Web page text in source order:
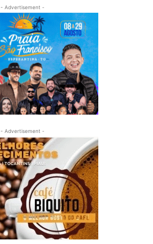
- Advertisement -
- Advertisement -